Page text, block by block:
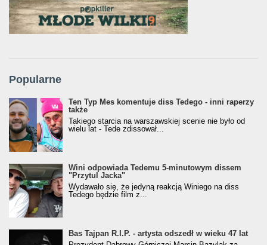
Popularne
Ten Typ Mes komentuje diss Tedego - inni raperzy
także
Takiego starcia na warszawskiej scenie nie było od
wielu lat - Tede zdissował...
Wini odpowiada Tedemu 5-minutowym dissem
"Przytul Jacka"
Wydawało się, że jedyną reakcją Winiego na diss
Tedego będzie film z...
Bas Tajpan R.I.P. - artysta odszedł w wieku 47 lat